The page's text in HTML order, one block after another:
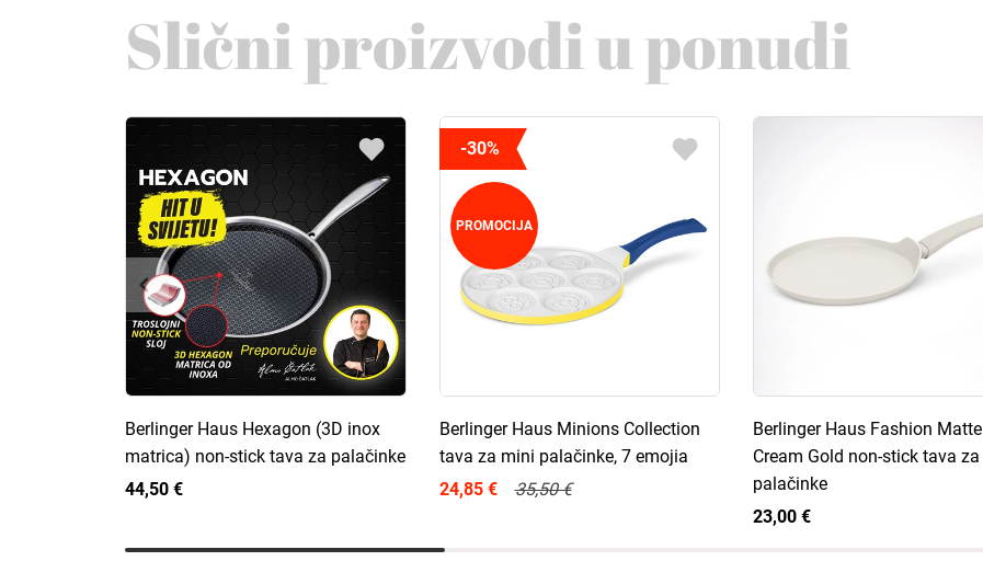
Slični proizvodi u ponudi
Berlinger Haus Hexagon (3D inox
matrica) non-stick tava za palačinke
44,50 €
-30%
PROMOCIJA
Berlinger Haus Minions Collection
tava za mini palačinke, 7 emojia
24,85 €
35,50 €
Berlinger Haus Fashion Matte
Cream Gold non-stick tava za
palačinke
23,00 €